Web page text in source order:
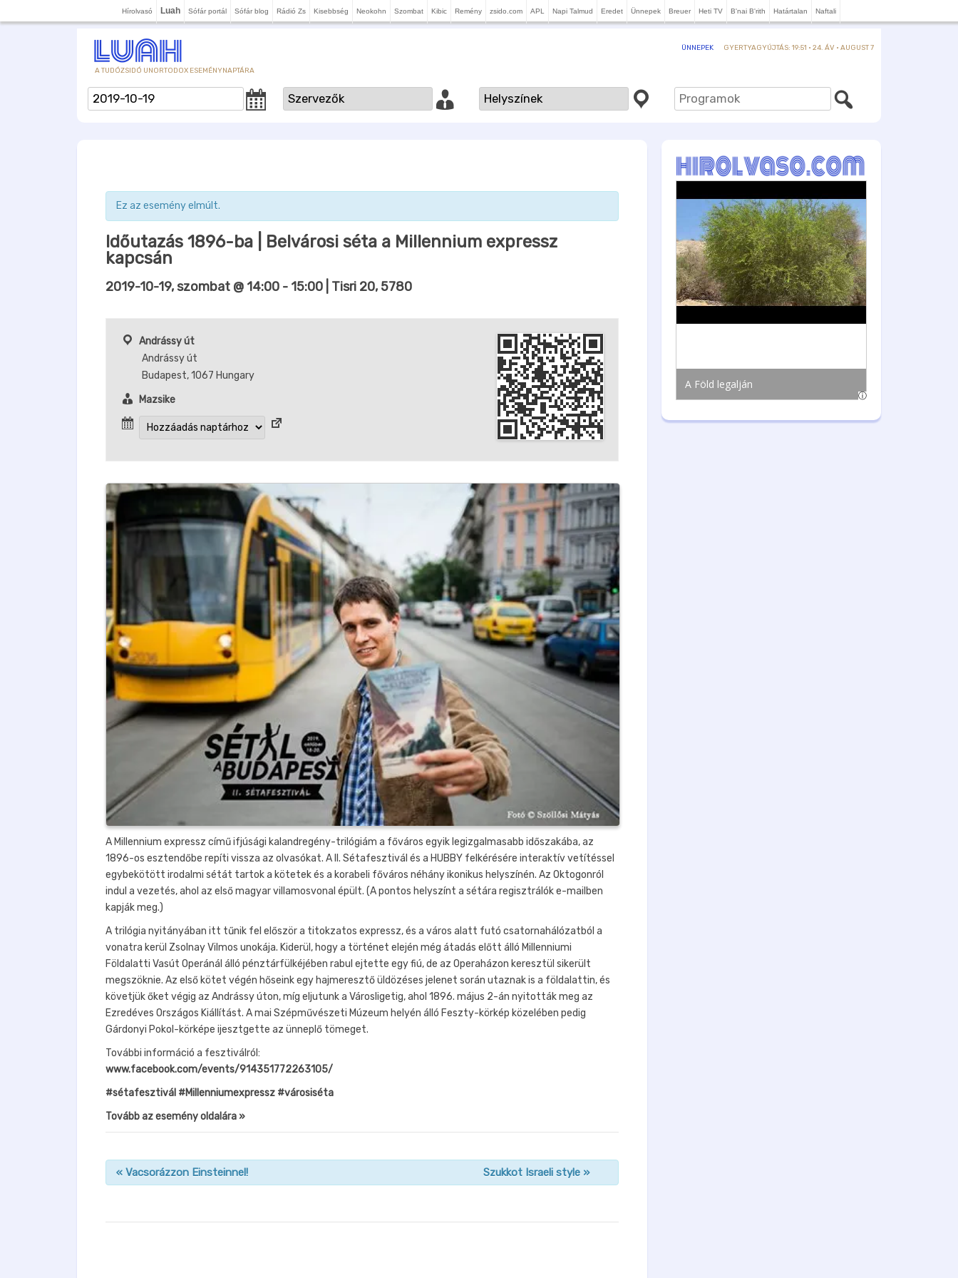
Hírolvasó Luah Sófár portál Sófár blog Rádió Zs Kisebbség Neokohn Szombat Kibic Remény zsido.com APL Napi Talmud Eredet Ünnepek Breuer Heti TV B'nai B'rith Határtalan Naftali
A TUDÓZSIDÓ UNORTODOX ESEMÉNYNAPTÁRA
ÜNNEPEK GYERTYAGYÚJTÁS: 19:51 · 24. ÁV · AUGUST 7
Ez az esemény elmúlt.
Időutazás 1896-ba | Belvárosi séta a Millennium expressz
kapcsán
2019-10-19, szombat @ 14:00 - 15:00 | Tisri 20, 5780
Andrássy út
Andrássy út
Budapest,1067 Hungary
Mazsike
A Millennium expressz című ifjúsági kalandregény-trilógiám a főváros egyik legizgalmasabb időszakába, az
1896-os esztendőbe repíti vissza az olvasókat. A II. Sétafesztivál és a HUBBY felkérésére interaktív vetítéssel
egybekötött irodalmi sétát tartok a kötetek és a korabeli főváros néhány ikonikus helyszínén. Az Oktogonról
indul a vezetés, ahol az első magyar villamosvonal épült. (A pontos helyszínt a sétára regisztrálók e-mailben
kapják meg.)
A trilógia nyitányában itt tűnik fel először a titokzatos expressz, és a város alatt futó csatornahálózatból a
vonatra kerül Zsolnay Vilmos unokája. Kiderül, hogy a történet elején még átadás előtt álló Millenniumi
Földalatti Vasút Operánál álló pénztárfülkéjében rabul ejtette egy fiú, de az Operaházon keresztül sikerült
megszöknie. Az első kötet végén hőseink egy hajmeresztő üldözéses jelenet során utaznak is a földalattin, és
követjük őket végig az Andrássy úton, míg eljutunk a Városligetig, ahol 1896. május 2-án nyitották meg az
Ezredéves Országos Kiállítást. A mai Szépművészeti Múzeum helyén álló Feszty-körkép közelében pedig
Gárdonyi Pokol-körképe ijesztgette az ünneplő tömeget.
További információ a fesztiválról:
www.facebook.com/events/914351772263105/
#sétafesztivál #Millenniumexpressz #városiséta
Tovább az esemény oldalára »
n
« Vacsorázzon Einsteinnel! Szukkot Israeli style »